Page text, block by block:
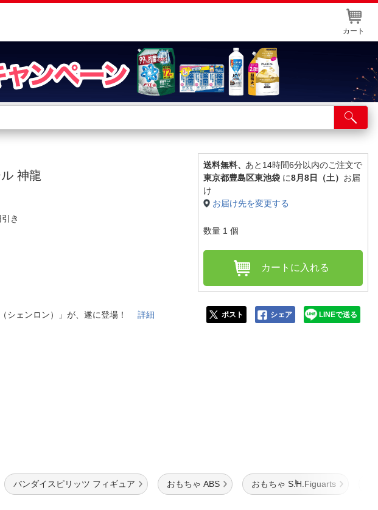
カート
店舗サービス
ネット取り置き
神龍
き
（シェンロン）」が、遂に登場！詳細
送料無料、 あと14時間6分以内のご注文で
東京都豊島区東池袋 に8月8日（土） お届
け
お届け先を変更する
数量 1 個
カートに入れる
ポスト シェア LINEで送る
バンダイスピリッツ フィギュア おもちゃ ABS おもちゃ S.H.Figuarts